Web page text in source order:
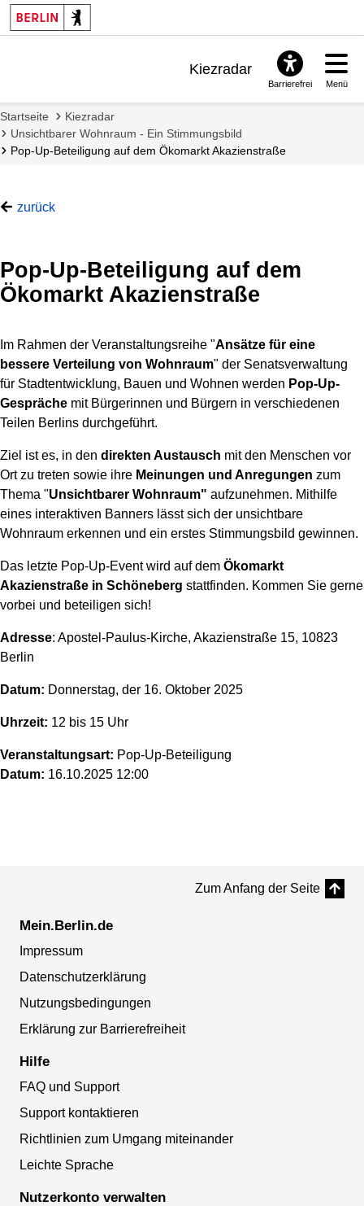
Kiezradar
Barrierefrei Menü
Startseite
Kiezradar
Unsichtbarer Wohnraum - Ein Stimmungsbild
Pop-Up-Beteiligung auf dem Ökomarkt Akazienstraße
zurück
Pop-Up-Beteiligung auf dem
Ökomarkt Akazienstraße
Im Rahmen der Veranstaltungsreihe "Ansätze für eine
bessere Verteilung von Wohnraum" der Senatsverwaltung
für Stadtentwicklung, Bauen und Wohnen werden Pop-Up-
Gespräche mit Bürgerinnen und Bürgern in verschiedenen
Teilen Berlins durchgeführt.
Ziel ist es, in den direkten Austausch mit den Menschen vor
Ort zu treten sowie ihre Meinungen und Anregungen zum
Thema "Unsichtbarer Wohnraum" aufzunehmen. Mithilfe
eines interaktiven Banners lässt sich der unsichtbare
Wohnraum erkennen und ein erstes Stimmungsbild gewinnen.
Das letzte Pop-Up-Event wird auf dem Ökomarkt
Akazienstraße in Schöneberg stattfinden. Kommen Sie gerne
vorbei und beteiligen sich!
Adresse: Apostel-Paulus-Kirche, Akazienstraße 15, 10823
Berlin
Datum: Donnerstag, der 16. Oktober 2025
Uhrzeit: 12 bis 15 Uhr
Veranstaltungsart: Pop-Up-Beteiligung
Datum: 16.10.2025 12:00
Zum Anfang der Seite
Mein.Berlin.de
Impressum
Datenschutzerklärung
Nutzungsbedingungen
Erklärung zur Barrierefreiheit
Hilfe
FAQ und Support
Support kontaktieren
Richtlinien zum Umgang miteinander
Leichte Sprache
Nutzerkonto verwalten